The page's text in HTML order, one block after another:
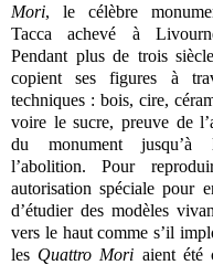
Mori, le célèbre
Tacca achevé à
Pendant plus de trois
copient ses figures à
techniques : bois, cire,
voire le sucre, preuve de
du monument jusqu’à
l’abolition. Pour
autorisation spéciale pour
d’étudier des modèles
vers le haut comme s’il
les Quattro Mori aient été